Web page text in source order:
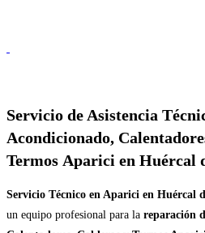
Servicio de Asistencia
Acondicionado,
Termos Aparici en Huércal
Servicio Técnico en Aparici en Huércal
un equipo profesional para la reparación